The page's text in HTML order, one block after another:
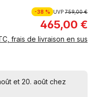
-38 % UVP759,00 €
465,00 €
frais de livraison en sus
et 20. août chez